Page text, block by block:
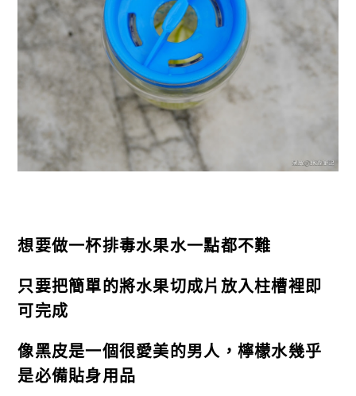
想要做一杯排毒水果水一點都不難
只要把簡單的將水果切成片放入柱槽裡即
可完成
像黑皮是一個很愛美的男人，檸檬水幾乎
是必備貼身用品